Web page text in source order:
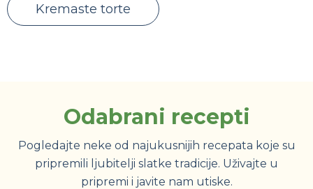
Kremaste torte
Odabrani recepti
Pogledajte neke od najukusnijih recepata koje su
pripremili ljubitelji slatke tradicije. Uživajte u
pripremi i javite nam utiske.